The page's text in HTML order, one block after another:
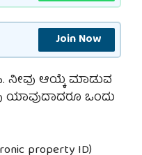
Join Now
ನೀವು ಆಯ್ಕೆ ಮಾಡುವ
ಯಾವುದಾದರೂ ಒಂದು
property ID)